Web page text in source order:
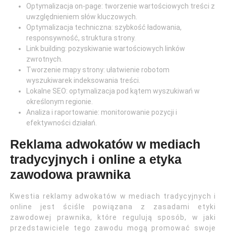
Optymalizacja on-page: tworzenie wartościowych treści z
uwzględnieniem słów kluczowych.
Optymalizacja techniczna: szybkość ładowania,
responsywność, struktura strony.
Link building: pozyskiwanie wartościowych linków
zwrotnych.
Tworzenie mapy strony: ułatwienie robotom
wyszukiwarek indeksowania treści.
Lokalne SEO: optymalizacja pod kątem wyszukiwań w
określonym regionie.
Analiza i raportowanie: monitorowanie pozycji i
efektywności działań.
Reklama adwokatów w mediach
tradycyjnych i online a etyka
zawodowa prawnika
Kwestia reklamy adwokatów w mediach tradycyjnych i
online jest ściśle powiązana z zasadami etyki
zawodowej prawnika, które regulują sposób, w jaki
przedstawiciele tego zawodu mogą promować swoje